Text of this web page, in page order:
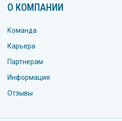
О КОМПАНИИ
Команда
Карьера
Партнерам
Информация
Отзывы